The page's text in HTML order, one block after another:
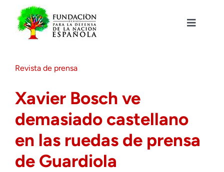
contenido
Toggle
Actualidad
Actividades
Revista de prensa
Xavier Bosch ve
demasiado castellano
en las ruedas de prensa
de Guardiola